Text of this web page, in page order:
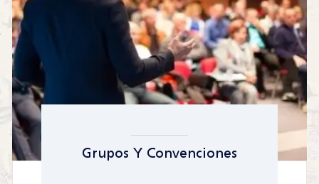
Grupos Y Convenciones